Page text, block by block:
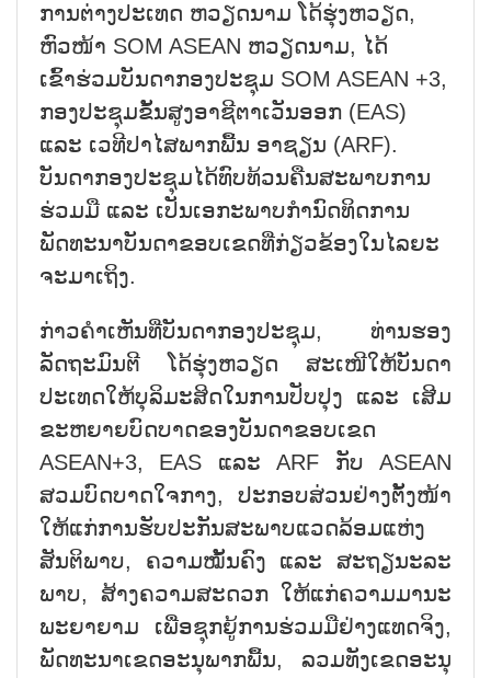
ການຕ່າງປະເທດ ຫວຽດນາມ ໂດ້ຮຸ່ງຫວຽດ,
ຫົວໜ້າ SOM ASEAN ຫວຽດນາມ, ໄດ້
ເຂົ້າຮ່ວມບັນດາກອງປະຊຸມ SOM ASEAN +3,
ກອງປະຊຸມຂັ້ນສູງອາຊີຕາເວັນອອກ (EAS)
ແລະ ເວທີປາໄສພາກພື້ນ ອາຊຽນ (ARF).
ບັນດາກອງປະຊຸມໄດ້ທົບທ້ວນຄືນສະພາບການ
ຮ່ວມມື ແລະ ເປັນເອກະພາບກຳນົດທິດການ
ພັດທະນາບັນດາຂອບເຂດທີ່ກ່ຽວຂ້ອງໃນໄລຍະ
ຈະມາເຖິງ.
ກ່າວຄຳເຫັນທີ່ບັນດາກອງປະຊຸມ, ທ່ານຮອງ
ລັດຖະມົນຕີ ໂດ້ຮຸ່ງຫວຽດ ສະເໜີໃຫ້ບັນດາ
ປະເທດໃຫ້ບຸລິມະສິດໃນການປັບປຸງ ແລະ ເສີມ
ຂະຫຍາຍບົດບາດຂອງບັນດາຂອບເຂດ
ASEAN+3, EAS ແລະ ARF ກັບ ASEAN
ສວມບົດບາດໃຈກາງ, ປະກອບສ່ວນຢ່າງຕັ້ງໜ້າ
ໃຫ້ແກ່ການຮັບປະກັນສະພາບແວດລ້ອມແຫ່ງ
ສັນຕິພາບ, ຄວາມໝັ້ນຄົງ ແລະ ສະຖຽນະລະ
ພາບ, ສ້າງຄວາມສະດວກ ໃຫ້ແກ່ຄວາມມານະ
ພະຍາຍາມ ເພື່ອຊຸກຍູ້ການຮ່ວມມືຢ່າງແທດຈິງ,
ພັດທະນາເຂດອະນຸພາກພື້ນ, ລວມທັງເຂດອະນຸ